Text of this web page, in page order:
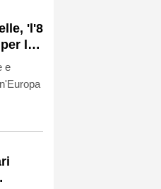
'l'8
le
e